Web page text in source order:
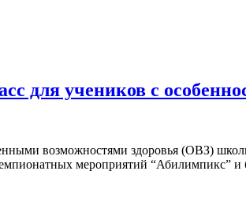
для учеников с
возможностями здоровья (ОВЗ)
мероприятий “Абилимпикс”